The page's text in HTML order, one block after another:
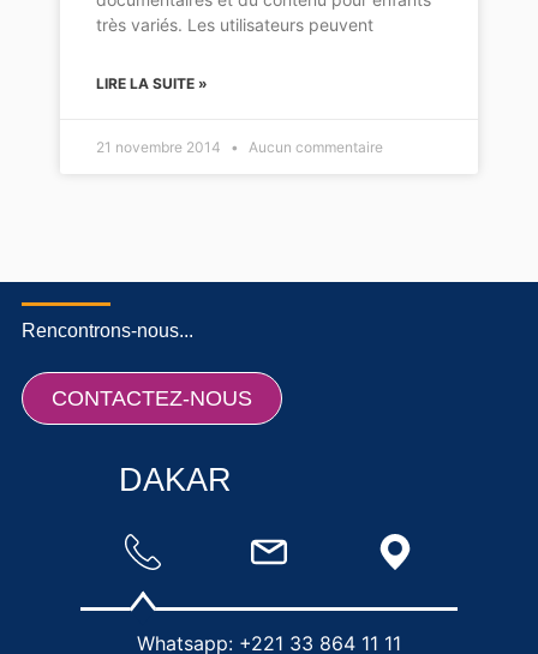
très variés. Les utilisateurs peuvent
LIRE LA SUITE »
21 novembre 2014 Aucun commentaire
Rencontrons-nous...
CONTACTEZ-NOUS
DAKAR
Whatsapp: +221 33 864 11 11